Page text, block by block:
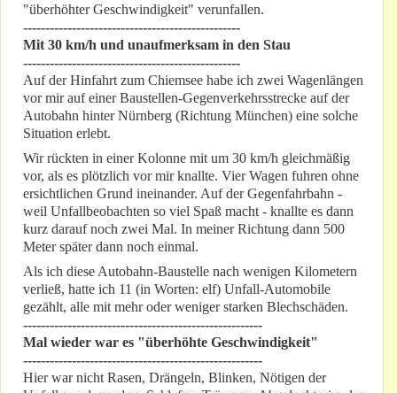
"überhöhter Geschwindigkeit" verunfallen.
-------------------------------------------------
Mit 30 km/h und unaufmerksam in den Stau
-------------------------------------------------
Auf der Hinfahrt zum Chiemsee habe ich zwei Wagenlängen
vor mir auf einer Baustellen-Gegenverkehrsstrecke auf der
Autobahn hinter Nürnberg (Richtung München) eine solche
Situation erlebt.
Wir rückten in einer Kolonne mit um 30 km/h gleichmäßig
vor, als es plötzlich vor mir knallte. Vier Wagen fuhren ohne
ersichtlichen Grund ineinander. Auf der Gegenfahrbahn -
weil Unfallbeobachten so viel Spaß macht - knallte es dann
kurz darauf noch zwei Mal. In meiner Richtung dann 500
Meter später dann noch einmal.
Als ich diese Autobahn-Baustelle nach wenigen Kilometern
verließ, hatte ich 11 (in Worten: elf) Unfall-Automobile
gezählt, alle mit mehr oder weniger starken Blechschäden.
------------------------------------------------------
Mal wieder war es "überhöhte Geschwindigkeit"
------------------------------------------------------
Hier war nicht Rasen, Drängeln, Blinken, Nötigen der